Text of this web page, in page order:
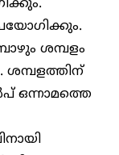
ശമ്പളം
ശമ്പളത്തിന്
ഒന്നാമത്തെ